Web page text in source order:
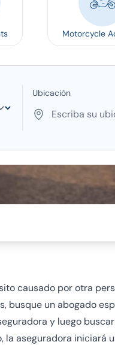
Motorcycle
Ubicación
causado por otra
busque un abogado
y luego
aseguradora iniciará